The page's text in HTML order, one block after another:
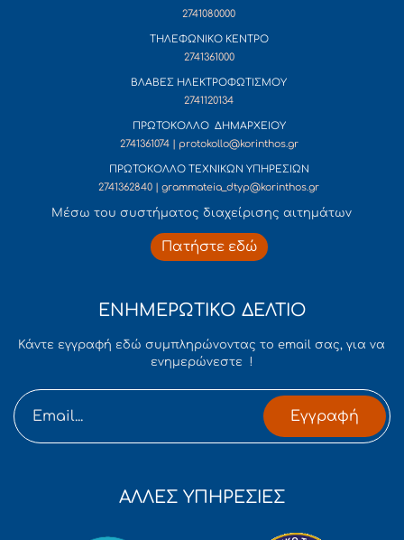
2741080000
ΤΗΛΕΦΩΝΙΚΟ ΚΕΝΤΡΟ
2741361000
ΒΛΑΒΕΣ ΗΛΕΚΤΡΟΦΩΤΙΣΜΟΥ
2741120134
ΠΡΩΤΟΚΟΛΛΟ ΔΗΜΑΡΧΕΙΟΥ
2741361074 | protokollo@korinthos.gr
ΠΡΩΤΟΚΟΛΛΟ ΤΕΧΝΙΚΩΝ ΥΠΗΡΕΣΙΩΝ
2741362840 | grammateia_dtyp@korinthos.gr
Mέσω του συστήματος διαχείρισης αιτημάτων
Πατήστε εδώ
ΕΝΗΜΕΡΩΤΙΚΟ ΔΕΛΤΙΟ
Κάντε εγγραφή εδώ συμπληρώνοντας το email σας, για να
ενημερώνεστε !
Εγγραφή
ΑΛΛΕΣ ΥΠΗΡΕΣΙΕΣ